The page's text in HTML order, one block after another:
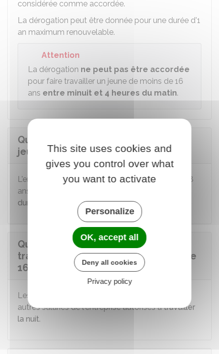
considérée comme accordée.
La dérogation peut être donnée pour une durée d'1
an maximum renouvelable.
Attention
La dérogation ne peut pas être accordée
pour faire travailler un jeune de moins de 16
ans entre minuit et 4 heures du matin.
Quelle est la durée du travail d'un
jeune de moins de 16 ans ?
L'employeur d'un jeune travailleur de moins de 18
ans doit respecter
durée de travail et de repos.
Quelles sont les contreparties au
travail de nuit d'un jeune de moins de
16 ans ?
Les contreparties sont les mêmes que pour les
autres salariés de l'entreprise autorisés àtravailler
la nuit.
This site uses cookies and
gives you control over what
you want to activate
Personalize
OK, accept all
Deny all cookies
Privacy policy